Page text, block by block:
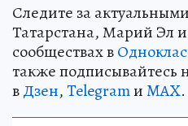
Следите за
Татарстана, Марий Эл
сообществах в
также подписывайтесь
вДзен,TelegramиMAX.